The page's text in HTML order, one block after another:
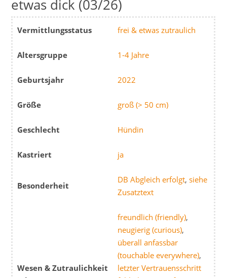
etwas dick (03/26)
Vermittlungsstatus frei & etwas zutraulich
Altersgruppe 1-4 Jahre
Geburtsjahr 2022
Größe groß (> 50 cm)
Geschlecht Hündin
Kastriert ja
Besonderheit
DB Abgleich erfolgt,siehe
Zusatztext
Wesen & Zutraulichkeit
freundlich (friendly),
neugierig (curious),
überall anfassbar
(touchable everywhere),
letzter Vertrauensschritt